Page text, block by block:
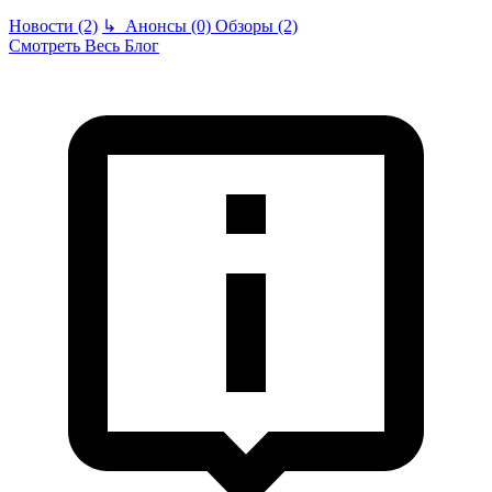
Новости (2) ↳ Анонсы (0) Обзоры (2)
Смотреть Весь Блог